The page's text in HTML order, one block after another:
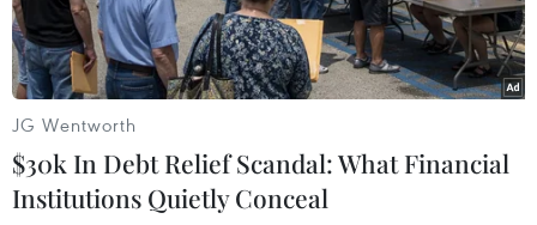
Nội; Đảng ủy, Hội đồng Nhândân, Ủy ban Nhân
dân, Ủy ban Trung ương Mặt trận Tổ quốc Việt
Nam, Hội Cựu Chiếnbinh phường Cửa Đông,
quận Hoàn Kiếm, thành phố Hà Nội và gia đình
Trung tướng, giáo sư, tiến sỹ khoa học quân sự
JG Wentworth
$30k In Debt Relief Scandal: What Financial
Institutions Quietly Conceal